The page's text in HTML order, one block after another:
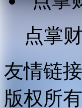
点掌
友情链接
版权所有